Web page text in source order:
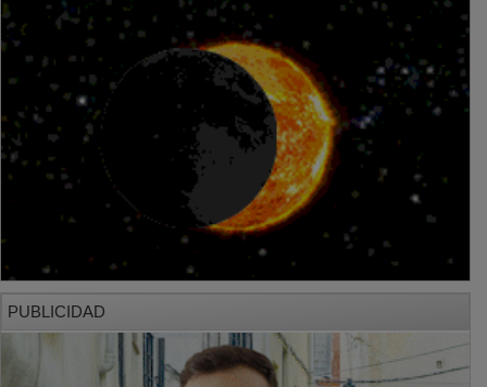
PUBLICIDAD